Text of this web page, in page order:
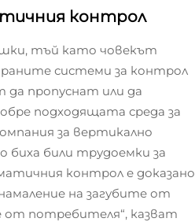
контрол
тъй като човекът
системи за контрол
да пропуснат или да
подходящата среда за
за вертикално
биха били трудоемки за
контрол е доказано
на загубите от
от потребителя“, казват